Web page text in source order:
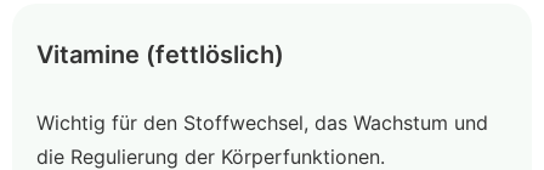
Vitamine (fettlöslich)
Wichtig für den Stoffwechsel, das Wachstum und
die Regulierung der Körperfunktionen.